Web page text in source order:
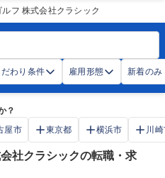
フ 株式会社クラシック
だわり条件 雇用形態 新着のみ
？
屋市 東京都 横浜市 川
社クラシックの転職・求